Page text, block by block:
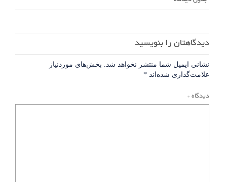
دیدگاهتان را بنویسید
نشانی ایمیل شما منتشر نخواهد شد. بخش‌های موردنیاز
علامت‌گذاری شده‌اند *
دیدگاه *